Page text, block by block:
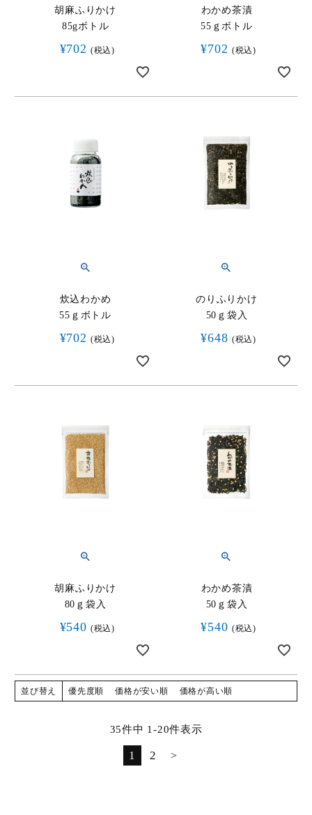
胡麻ふりかけ
85gボトル
¥702 税込
わかめ茶漬
55ｇボトル
¥702 税込
炊込わかめ
55ｇボトル
¥702 税込
のりふりかけ
50ｇ袋入
¥648 税込
胡麻ふりかけ
80ｇ袋入
¥540 税込
わかめ茶漬
50ｇ袋入
¥540 税込
並び替え 優先度順 価格が安い順 価格が高い順
35件中 1 -20件表示
1 2